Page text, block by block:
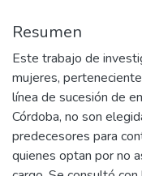
Resumen
Este trabajo de
mujeres,
línea de sucesión de
Córdoba, no son
predecesores para
quienes optan por no